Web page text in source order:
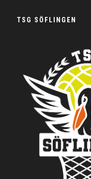
TSG SÖFLINGEN